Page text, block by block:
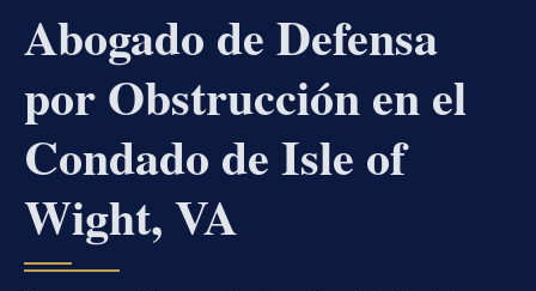
Abogado de Defensa
por Obstrucción en el
Condado de Isle of
Wight, VA